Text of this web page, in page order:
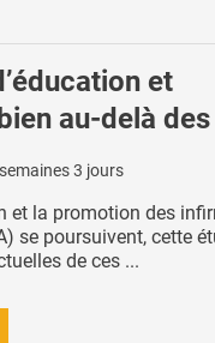
et
au-delà
3 jours
et la promotion des
se poursuivent, cette
de ces ...